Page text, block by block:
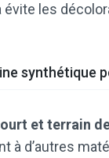
évite les
synthétique
et terrain
à d’autres